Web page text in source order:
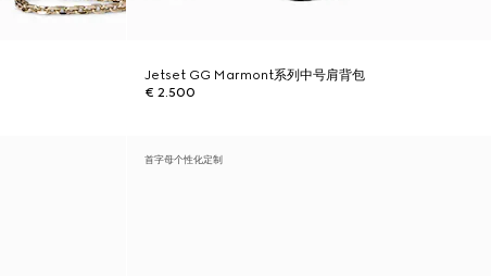
Jetset GG Marmont系列中号肩背包
€ 2.500
首字母个性化定制